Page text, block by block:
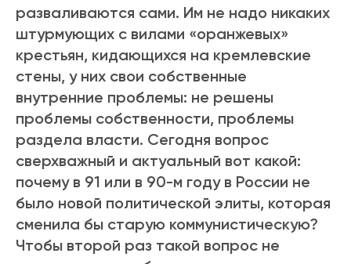
разваливаются сами. Им не надо никаких
штурмующих с вилами «оранжевых»
крестьян, кидающихся на кремлевские
стены, у них свои собственные
внутренние проблемы: не решены
проблемы собственности, проблемы
раздела власти. Сегодня вопрос
сверхважный и актуальный вот какой:
почему в 91 или в 90-м году в России не
было новой политической элиты, которая
сменила бы старую коммунистическую?
Чтобы второй раз такой вопрос не